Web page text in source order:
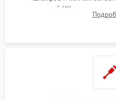
неисправной ИК-подсветки
очистка плат и удаление